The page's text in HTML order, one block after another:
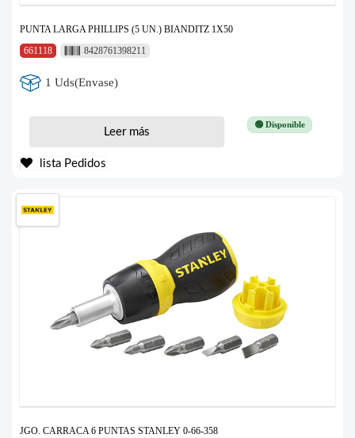
PUNTA LARGA PHILLIPS (5 UN.) BIANDITZ 1X50
661118
8428761398211
1 Uds(Envase)
🟢 Disponible
Leer más
lista Pedidos
JGO. CARRACA 6 PUNTAS STANLEY 0-66-358